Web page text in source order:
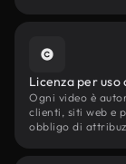
Licenza per
Ogni video è
clienti, siti web e
obbligo di